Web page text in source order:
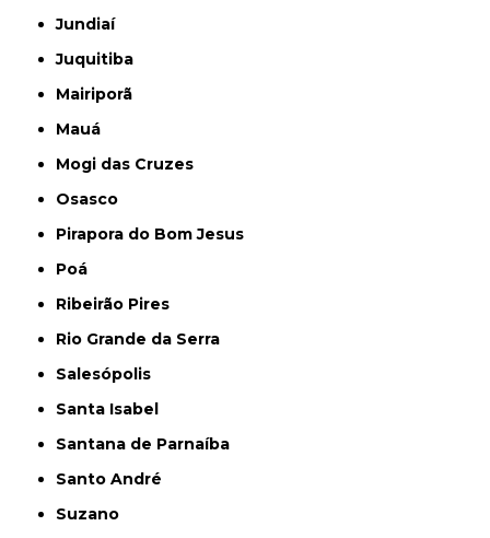
Jundiaí
Juquitiba
Mairiporã
Mauá
Mogi das Cruzes
Osasco
Pirapora do Bom Jesus
Poá
Ribeirão Pires
Rio Grande da Serra
Salesópolis
Santa Isabel
Santana de Parnaíba
Santo André
Suzano